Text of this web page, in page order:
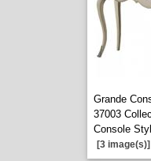
Grande
37003
Console
[3 image(s)]